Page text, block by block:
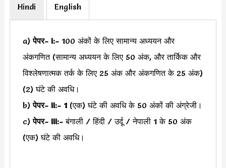
Hindi English
a)पेपर- I:-100 अंकों के लिए सामान्य अध्ययन और
अंकगणित (सामान्य अध्ययन के लिए 50 अंक, और तार्किक और
विश्लेषणात्मक तर्क के लिए 25 अंक और अंकगणित के 25 अंक)
(2) घंटे की अवधि।
b)पेपर- II:- 1(एक) घंटे की अवधि के 50 अंकों की अंग्रेजी।
c)पेपर- III:-बंगाली / हिंदी / उर्दू / नेपाली 1 के 50 अंक
(एक) घंटे की अवधि।